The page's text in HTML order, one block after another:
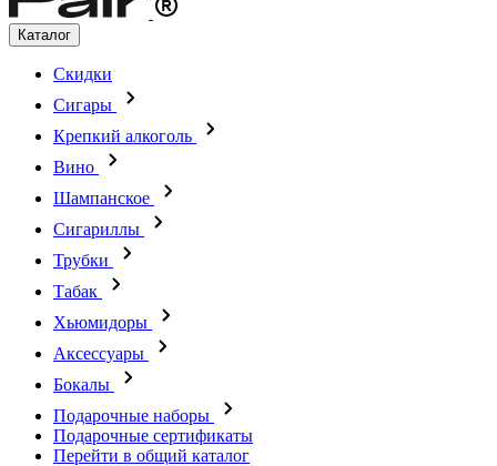
Каталог
Скидки
Сигары
Крепкий алкоголь
Вино
Шампанское
Сигариллы
Трубки
Табак
Хьюмидоры
Аксессуары
Бокалы
Подарочные наборы
Подарочные сертификаты
Перейти в общий каталог